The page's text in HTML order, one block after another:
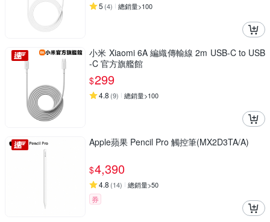
5 (4) 總銷量>100
小米 Xiaomi 6A 編織傳輸線 2m USB-C to USB
-C 官方旗艦館
$299
4.8 (9) 總銷量>100
Apple蘋果 Pencil Pro 觸控筆(MX2D3TA/A)
$4,390
4.8 (14) 總銷量>50
券